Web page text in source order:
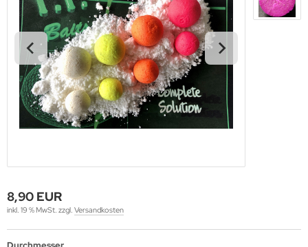
8,90 EUR
inkl. 19 % MwSt. zzgl. Versandkosten